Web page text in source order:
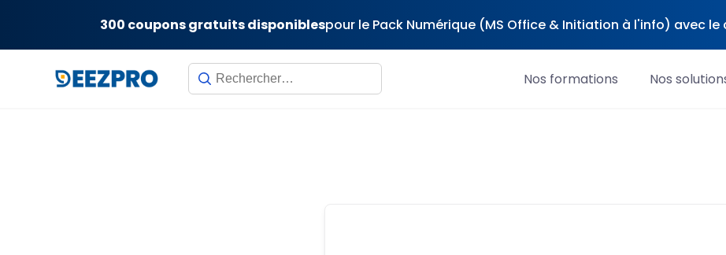
300 coupons gratuits disponiblespour le Pack Numérique (MS Office & Initiation à l'info) avec le
Nos formations Nos